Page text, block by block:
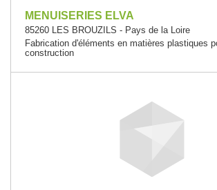
MENUISERIES ELVA
85260 LES BROUZILS - Pays de la Loire
Fabrication d'éléments en matières plastiques
construction